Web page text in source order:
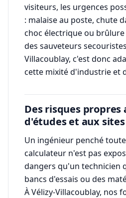
visiteurs, les urgences
: malaise au poste, chute
choc électrique ou brûlure
des sauveteurs
Villacoublay, c'est donc
cette mixité d'industrie et
Des risques
d'études et aux
Un ingénieur penché
calculateur n'est pas
dangers qu'un technicien
bancs d'essais ou des
À Vélizy-Villacoublay, nos